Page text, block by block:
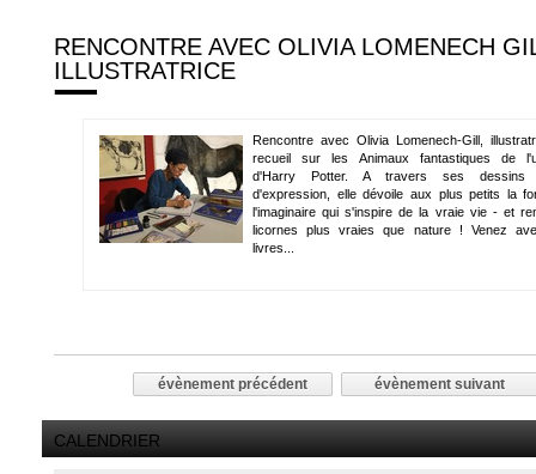
RENCONTRE AVEC OLIVIA LOMENECH
ILLUSTRATRICE
Rencontre avec Olivia Lomenech-Gill,
recueil sur les Animaux fantastiques de
d'Harry Potter. A travers ses dessins
d'expression, elle dévoile aux plus petits la
l'imaginaire qui s'inspire de la vraie vie - et
licornes plus vraies que nature ! Venez
livres...
évènement précédent évènement suivant
CALENDRIER